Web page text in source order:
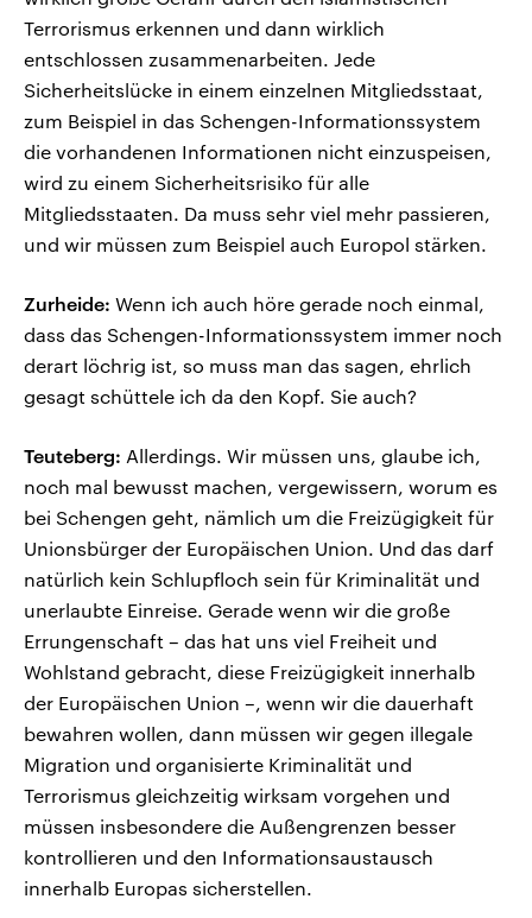
Terrorismus erkennen und dann wirklich
entschlossen zusammenarbeiten. Jede
Sicherheitslücke in einem einzelnen Mitgliedsstaat,
zum Beispiel in das Schengen-Informationssystem
die vorhandenen Informationen nicht einzuspeisen,
wird zu einem Sicherheitsrisiko für alle
Mitgliedsstaaten. Da muss sehr viel mehr passieren,
und wir müssen zum Beispiel auch Europol stärken.
Zurheide: Wenn ich auch höre gerade noch einmal,
dass das Schengen-Informationssystem immer noch
derart löchrig ist, so muss man das sagen, ehrlich
gesagt schüttele ich da den Kopf. Sie auch?
Teuteberg: Allerdings. Wir müssen uns, glaube ich,
noch mal bewusst machen, vergewissern, worum es
bei Schengen geht, nämlich um die Freizügigkeit für
Unionsbürger der Europäischen Union. Und das darf
natürlich kein Schlupfloch sein für Kriminalität und
unerlaubte Einreise. Gerade wenn wir die große
Errungenschaft – das hat uns viel Freiheit und
Wohlstand gebracht, diese Freizügigkeit innerhalb
der Europäischen Union –, wenn wir die dauerhaft
bewahren wollen, dann müssen wir gegen illegale
Migration und organisierte Kriminalität und
Terrorismus gleichzeitig wirksam vorgehen und
müssen insbesondere die Außengrenzen besser
kontrollieren und den Informationsaustausch
innerhalb Europas sicherstellen.